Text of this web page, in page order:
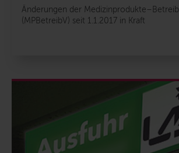
Änderungen der
(MPBetreibV) seit 1.1.2017 in Kraft